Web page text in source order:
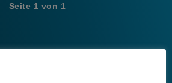
Seite 1 von 1